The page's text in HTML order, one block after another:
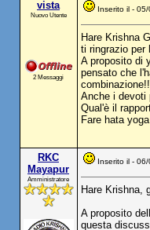
vista
Nuovo Utente
2 Messaggi
Inserito il -
Hare Krishna
ti ringrazio per
A proposito di
pensato che
Anche i devoti
Qual'è il
Fare hata
RKC
Mayapur
Amministratore
Inserito il -
Hare Krishna,
A proposito
questa